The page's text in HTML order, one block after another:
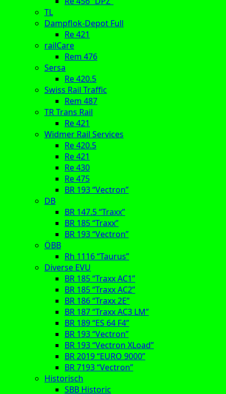
TL
Dampflok-Depot Full
Re 421
railCare
Rem 476
Sersa
Re 420.5
Swiss Rail Traffic
Rem 487
TR Trans Rail
Re 421
Widmer Rail Services
Re 420.5
Re 421
Re 430
Re 475
BR 193 “Vectron”
DB
BR 147.5 “Traxx”
BR 185 “Traxx”
BR 193 “Vectron”
ÖBB
Rh 1116 “Taurus”
Diverse EVU
BR 185 “Traxx AC1”
BR 185 “Traxx AC2”
BR 186 “Traxx 2E”
BR 187 “Traxx AC3 LM”
BR 189 “ES 64 F4”
BR 193 “Vectron”
BR 193 “Vectron XLoad”
BR 2019 “EURO 9000”
BR 7193 “Vectron”
Historisch
SBB Historic